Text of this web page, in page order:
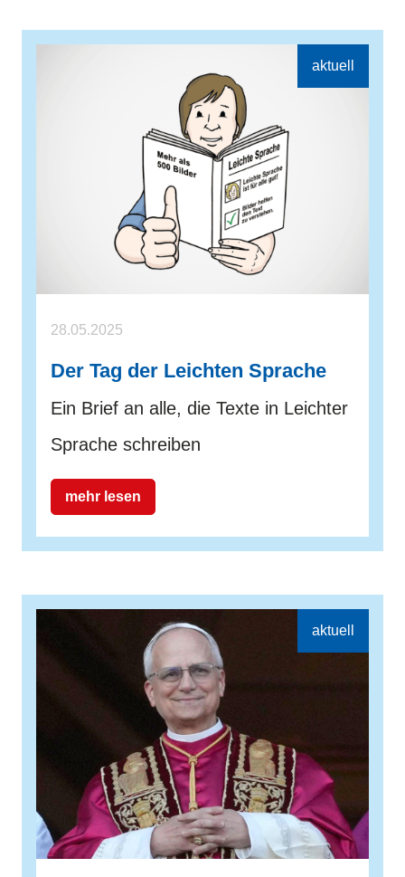
28.05.2025
Der Tag der Leichten Sprache
Ein Brief an alle, die Texte in Leichter
Sprache schreiben
mehr lesen